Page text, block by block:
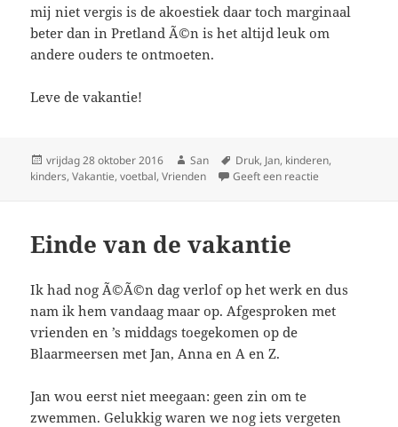
mij niet vergis is de akoestiek daar toch marginaal
beter dan in Pretland Ã©n is het altijd leuk om
andere ouders te ontmoeten.
Leve de vakantie!
Geplaatst
op
vrijdag 28 oktober 2016 Auteur
San Tags
Druk, Jan, kinderen,
kinders,Vakantie,voetbal,Vrienden Geeft een reactie
Einde van de vakantie
Ik had nog Ã©Ã©n dag verlof op het werk en dus
nam ik hem vandaag maar op. Afgesproken met
vrienden en ’s middags toegekomen op de
Blaarmeersen met Jan, Anna en A en Z.
Jan wou eerst niet meegaan: geen zin om te
zwemmen. Gelukkig waren we nog iets vergeten